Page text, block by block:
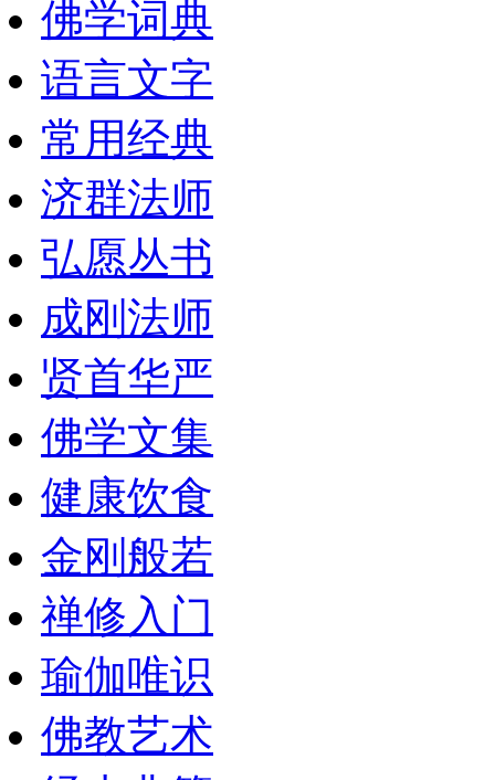
佛学词典
语言文字
常用经典
济群法师
弘愿丛书
成刚法师
贤首华严
佛学文集
健康饮食
金刚般若
禅修入门
瑜伽唯识
佛教艺术